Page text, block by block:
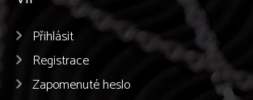
Přihlásit
Registrace
Zapomenuté heslo